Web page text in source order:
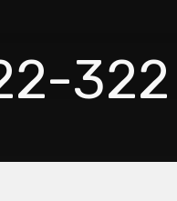
322